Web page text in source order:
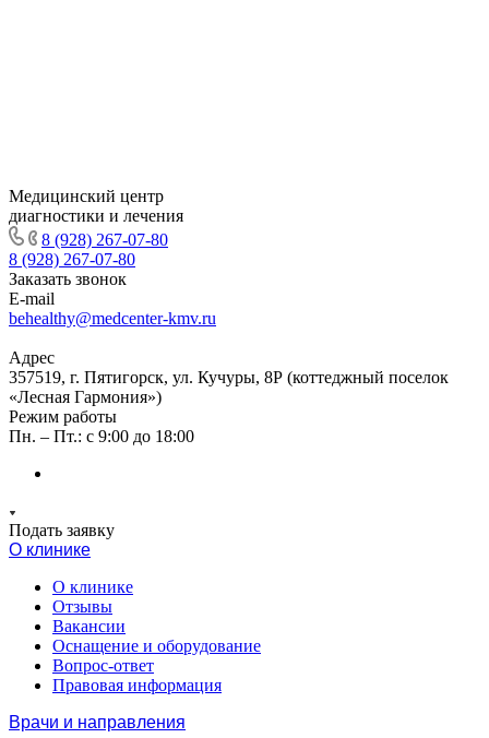
Медицинский центр
диагностики и лечения
8 (928) 267-07-80
8 (928) 267-07-80
Заказать звонок
E-mail
behealthy@medcenter-kmv.ru
Адрес
357519, г. Пятигорск, ул. Кучуры, 8Р (коттеджный поселок
«Лесная Гармония»)
Режим работы
Пн. – Пт.: с 9:00 до 18:00
Подать заявку
О клинике
О клинике
Отзывы
Вакансии
Оснащение и оборудование
Вопрос-ответ
Правовая информация
Врачи и направления